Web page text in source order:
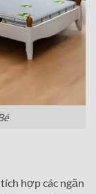
hợp các ngăn